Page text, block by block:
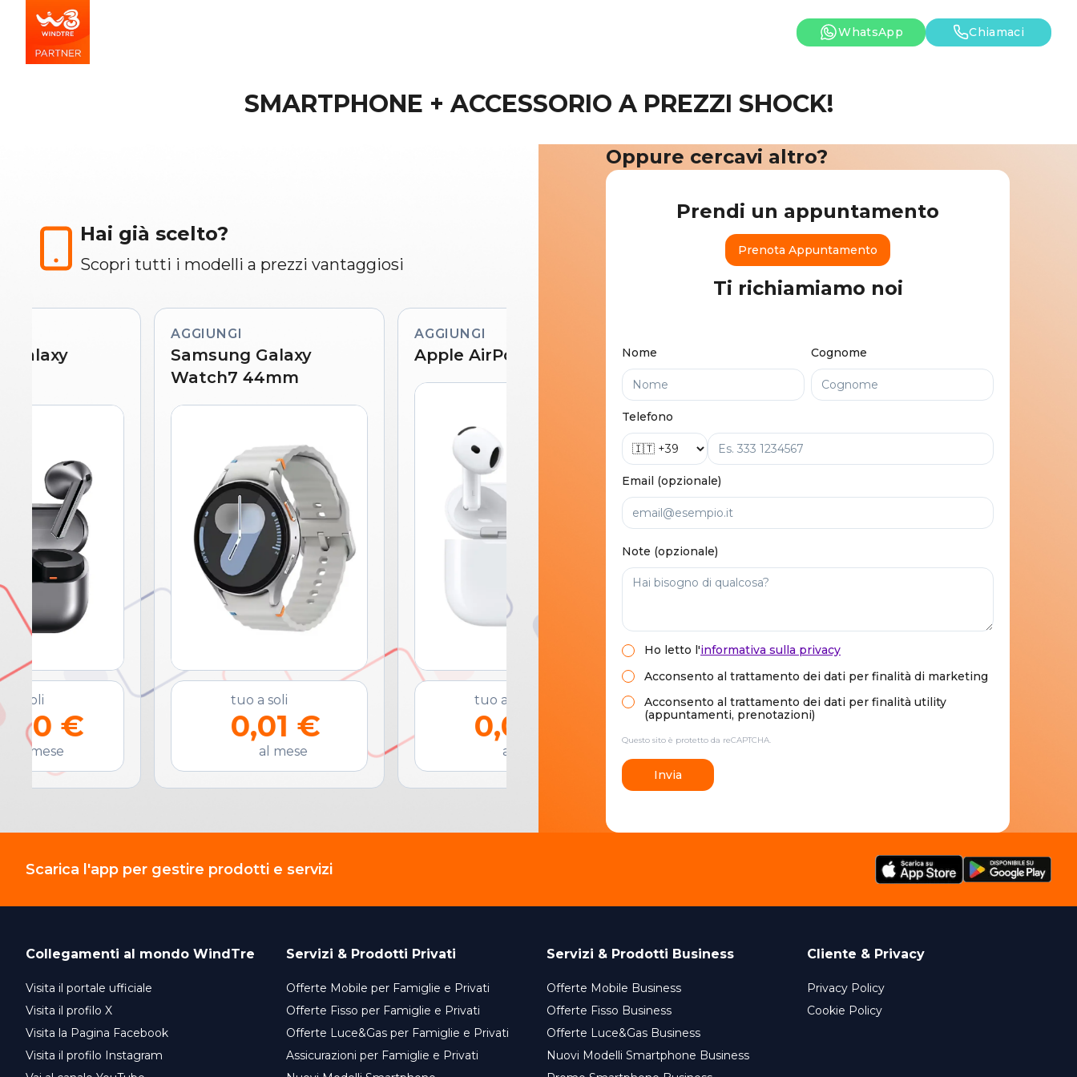
WhatsApp Chiamaci
SMARTPHONE + ACCESSORIO A PREZZI SHOCK!
Hai già scelto?
Scopri tutti i modelli a prezzi vantaggiosi
AGGIUNGI
Apple AirPods 4
tuo a soli
0,00 €
al mese
Galaxy
a soli
€
al mese
AGGIUNGI
Samsung Galaxy
Watch7 44mm
tuo a soli
0,01 €
al mese
Oppure cercavi altro?
Prendi un appuntamento
Prenota Appuntamento
Ti richiamiamo noi
Nome Cognome
Telefono
Email (opzionale)
Note (opzionale)
Ho letto l'informativa sulla privacy
Acconsento al trattamento dei dati per finalità di marketing
Acconsento al trattamento dei dati per finalità utility
(appuntamenti, prenotazioni)
Questo sito è protetto da reCAPTCHA.
Invia
Scarica l'app per gestire prodotti e servizi
Collegamenti al mondo WindTre
Visita il portale ufficiale
Visita il profilo X
Visita la Pagina Facebook
Visita il profilo Instagram
Servizi & Prodotti Privati
Offerte Mobile per Famiglie e Privati
Offerte Fisso per Famiglie e Privati
Offerte Luce&Gas per Famiglie e Privati
Assicurazioni per Famiglie e Privati
Servizi & Prodotti Business
Offerte Mobile Business
Offerte Fisso Business
Offerte Luce&Gas Business
Nuovi Modelli Smartphone Business
Cliente & Privacy
Privacy Policy
Cookie Policy